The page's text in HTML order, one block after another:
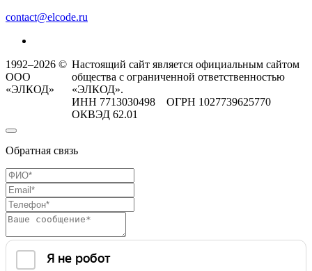
contact@elcode.ru
1992–2026 ©
ООО
«ЭЛКОД»
Настоящий сайт является официальным сайтом
общества с ограниченной ответственностью
«ЭЛКОД».
ИНН 7713030498 ОГРН 1027739625770
ОКВЭД 62.01
Обратная связь